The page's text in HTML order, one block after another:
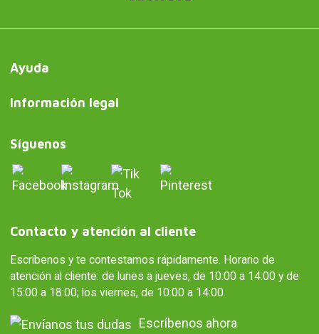
Ayuda
Información legal
Síguenos
Contacto y atención al cliente
Escríbenos y te contestamos rápidamente. Horario de
atención al cliente: de lunes a jueves, de 10:00 a 14:00 y de
15:00 a 18:00; los viernes, de 10:00 a 14:00.
Escríbenos ahora